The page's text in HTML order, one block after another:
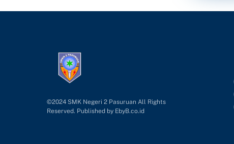
©2024 SMK Negeri 2 Pasuruan All Rights
Reserved. Published by EbyB.co.id